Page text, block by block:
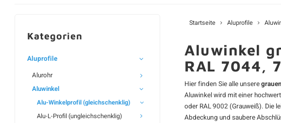
Alu-L-Profil
Alu-L-
Alu-L-
Kategorien
Aluprofile
Alurohr
Aluwinkel
Alu-Winkelprofil (gleichschenklig)
Alu-L-Profil (ungleichschenklig)
Startseite Aluprofile
Aluwinkel
RAL 7044,
Hier finden Sie alle unsere
Aluwinkelwird mit einer
oder RAL 9002 (Grauweiß). Die
Abdeckung und saubere